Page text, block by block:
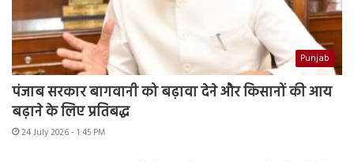
Punjab
पंजाब सरकार बागवानी को बढ़ावा देने और किसानों की आय
बढ़ाने के लिए प्रतिबद्ध
24 July 2026 - 1:45 PM